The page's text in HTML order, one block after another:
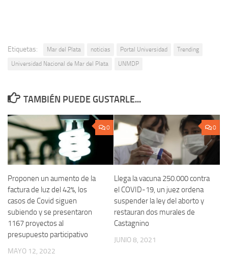
Etiquetas: Mar del Plata noticias Portal Universidad
Trending
Universidad Nacional de Mar del Plata
UNMDP
TAMBIÉN PUEDE GUSTARLE...
0
Proponen un aumento de la
factura de luz del 42%, los
casos de Covid siguen
subiendo y se presentaron
1167 proyectos al
presupuesto participativo
MAYO 12, 2022
0
Llega la vacuna 250.000 contra
el COVID-19, un juez ordena
suspender la ley del aborto y
restauran dos murales de
Castagnino
JUNIO 8, 2021